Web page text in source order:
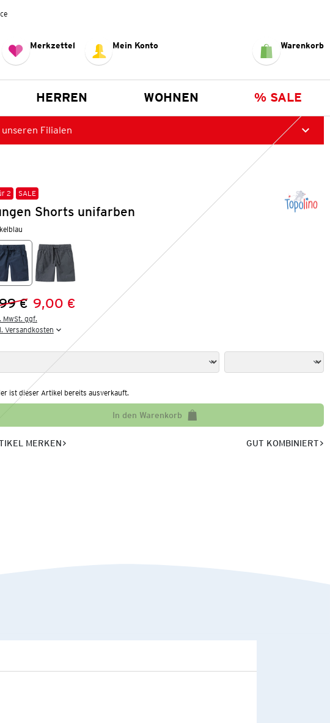
Merkzettel Mein Konto Warenkorb
HERREN WOHNEN % SALE
Filialen
2 SALE
Shorts unifarben
Preis:
€Preis:
9,00 €
MwSt. ggf.
Versandkosten
ist dieser Artikel bereits ausverkauft.
In den Warenkorb
MERKEN GUT KOMBINIERT